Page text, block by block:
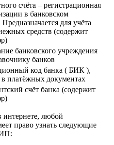
счёта – регистрационная
в банковском
для учёта
средств (содержит
банковского учреждения
банков
код банка ( БИК ),
в платёжных документах
счёт банка (содержит
любой
право узнать следующие
ИП: